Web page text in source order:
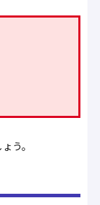
う。